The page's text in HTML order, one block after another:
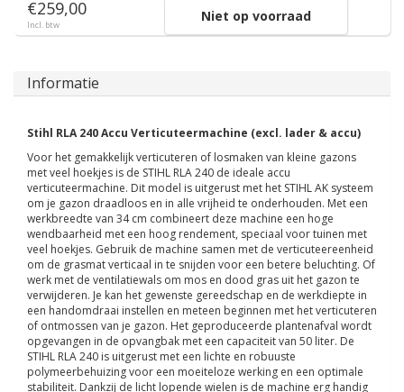
€259,00
Incl. btw
Niet op voorraad
Informatie
Stihl RLA 240 Accu Verticuteermachine (excl. lader & accu)
Voor het gemakkelijk verticuteren of losmaken van kleine gazons
met veel hoekjes is de STIHL RLA 240 de ideale accu
verticuteermachine. Dit model is uitgerust met het STIHL AK systeem
om je gazon draadloos en in alle vrijheid te onderhouden. Met een
werkbreedte van 34 cm combineert deze machine een hoge
wendbaarheid met een hoog rendement, speciaal voor tuinen met
veel hoekjes. Gebruik de machine samen met de verticuteereenheid
om de grasmat verticaal in te snijden voor een betere beluchting. Of
werk met de ventilatiewals om mos en dood gras uit het gazon te
verwijderen. Je kan het gewenste gereedschap en de werkdiepte in
een handomdraai instellen en meteen beginnen met het verticuteren
of ontmossen van je gazon. Het geproduceerde plantenafval wordt
opgevangen in de opvangbak met een capaciteit van 50 liter. De
STIHL RLA 240 is uitgerust met een lichte en robuuste
polymeerbehuizing voor een moeiteloze werking en een optimale
stabiliteit. Dankzij de licht lopende wielen is de machine erg handig